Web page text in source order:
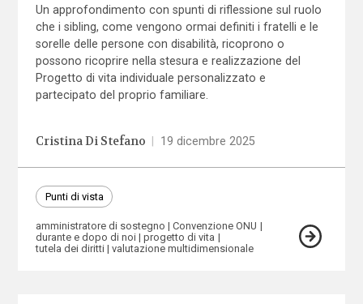
Un approfondimento con spunti di riflessione sul ruolo
che i sibling, come vengono ormai definiti i fratelli e le
sorelle delle persone con disabilità, ricoprono o
possono ricoprire nella stesura e realizzazione del
Progetto di vita individuale personalizzato e
partecipato del proprio familiare.
Cristina Di Stefano 19 dicembre 2025
Punti di vista
amministratore di sostegno
Convenzione ONU
durante e dopo di noi
progetto di vita
tutela dei diritti
valutazione multidimensionale